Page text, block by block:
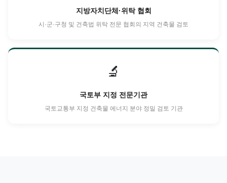
지방자치단체·위탁 협회
시·군·구청 및 건축법 위탁 전문 협회의 지역 건축물 검토
🔬
국토부 지정 전문기관
국토교통부 지정 건축물 에너지 분야 정밀 검토 기관